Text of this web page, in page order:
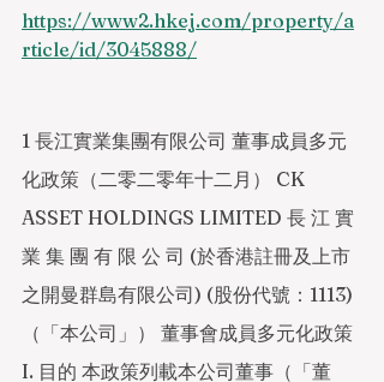
https://www2.hkej.com/property/a
rticle/id/3045888/
1 長江實業集團有限公司 董事成員多元
化政策（二零二零年十二月） CK
ASSET HOLDINGS LIMITED 長 江 實
業 集 團 有 限 公 司 (於香港註冊及上市
之開曼群島有限公司) (股份代號：1113)
（「本公司」） 董事會成員多元化政策
I. 目的 本政策列載本公司董事（「董